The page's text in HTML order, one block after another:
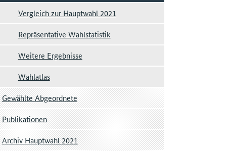
Vergleich zur Hauptwahl 2021
Repräsentative Wahlstatistik
Weitere Ergebnisse
Wahlatlas
Gewählte Abgeordnete
Publikationen
Archiv Hauptwahl 2021